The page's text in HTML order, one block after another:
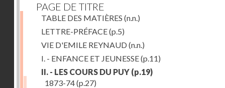
PAGE DE TITRE
TABLE DES MATIÈRES (n.n.)
LETTRE-PRÉFACE(p.5)
VIE D'EMILE REYNAUD (n.n.)
I. - ENFANCE ET JEUNESSE(p.11)
II. - LES COURS DU PUY (p.19)
1873-74(p.27)